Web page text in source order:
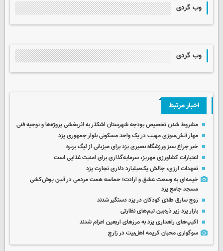
وب گردی
وب گردی
اخبار مرتبط
مشروط شدن تخصیص بودجه شهرستان اشکذر به اثربخشی پروژه‌ها و توجیه فنی
مهار آتش‌سوزی مهیب در یک واحد مسکونی بلوار جمهوری یزد
خبر چراغ سبز ورزشگاه نصیری یزد برای میزبانی از لیگ برتره
اعتبارات کشاورزی مهریز، سرمایه‌گذاری برای امنیت غذایی است
تعهدات ارزی، چالش یک‌میلیارد دلاری تجارت یزد
خیمه‌ای به وسعت عشق و ارادت؛ حماسه همت مردمی در آیین پوش‌کشی
مسجد جامع یزد
زوج سارق طلای کودکان در یزد دستگیر شدند
بازار یزد زیر ذره‌بین تیم‌های نظارتی
اکیپ‌های راهداری یزد به مرزهای اربعین اعزام شدند
سوگواری محبان کریمه اهل‌بیت در زارچ